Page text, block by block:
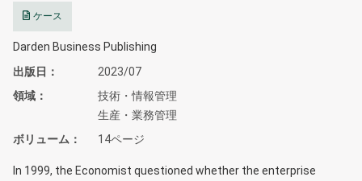
ケース
Darden Business Publishing
出版日
2023/07
領域
技術・情報管理
生産・業務管理
ボリューム
14ページ
In 1999, the Economist questioned whether the enterprise